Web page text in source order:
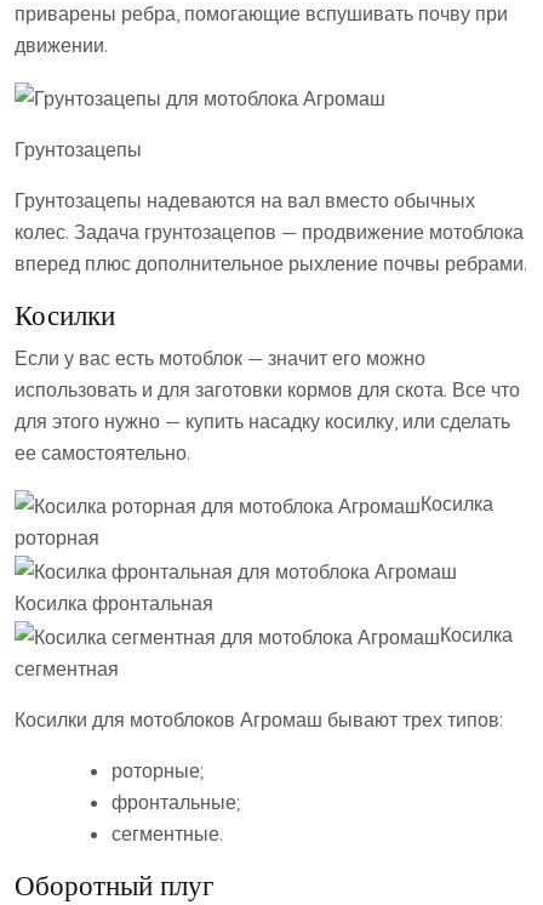
приварены ребра, помогающие вспушивать почву при
движении.
Грунтозацепы
Грунтозацепы надеваются на вал вместо обычных
колес. Задача грунтозацепов — продвижение мотоблока
вперед плюс дополнительное рыхление почвы ребрами.
Косилки
Если у вас есть мотоблок — значит его можно
использовать и для заготовки кормов для скота. Все что
для этого нужно — купить насадку косилку, или сделать
ее самостоятельно.
Косилка
роторная
Косилка фронтальная
Косилка
сегментная
Косилки для мотоблоков Агромаш бывают трех типов:
роторные;
фронтальные;
сегментные.
Оборотный плуг